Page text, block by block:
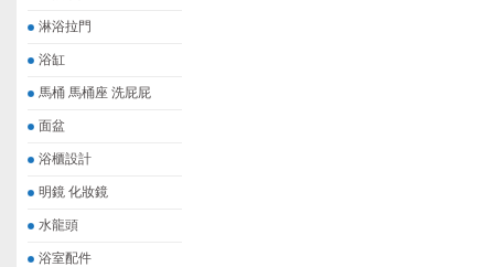
淋浴拉門
浴缸
馬桶 馬桶座 洗屁屁
面盆
浴櫃設計
明鏡 化妝鏡
水龍頭
浴室配件